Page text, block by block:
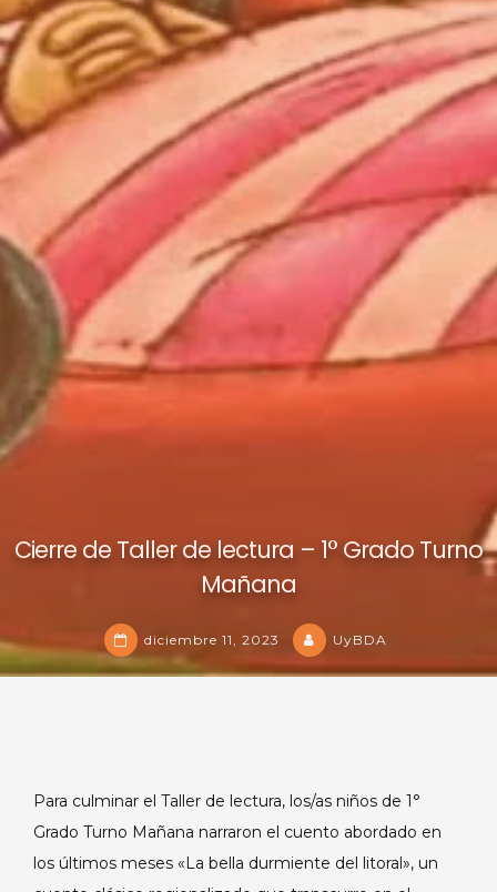
Cierre de Taller de lectura – 1° Grado Turno
Mañana
diciembre 11, 2023 UyBDA
Para culminar el Taller de lectura, los/as niños de 1°
Grado Turno Mañana narraron el cuento abordado en
los últimos meses «La bella durmiente del litoral», un